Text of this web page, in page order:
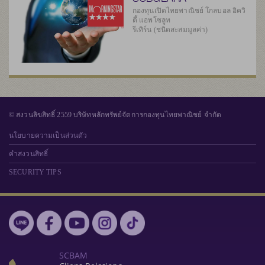
กองทุนเปิดไทยพาณิชย์ โกลบอล อิควิ
ตี้ แอพโซลูท
รีเทิร์น (ชนิดสะสมมูลค่า)
© สงวนลิขสิทธิ์ 2559 บริษัทหลักทรัพย์จัดการกองทุนไทยพาณิชย์ จำกัด
นโยบายความเป็นส่วนตัว
คำสงวนสิทธิ์
SECURITY TIPS
SCBAM